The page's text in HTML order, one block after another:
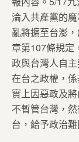
淪入共產黨的
亂將擴至台澎
章第107條規定
政與台灣人自
在台之政權，
實上因惡政及
不暫管台灣，
台，給予政治難